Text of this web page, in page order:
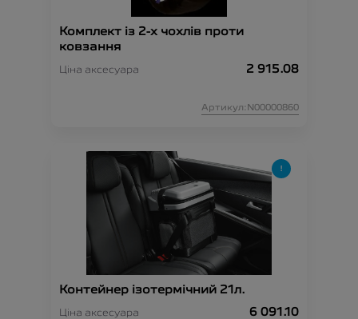
Комплект із 2-х чохлів проти
ковзання
Ціна аксесуара 2 915.08
Артикул:N00000860
Контейнер ізотермічний 21л.
Ціна аксесуара 6 091.10